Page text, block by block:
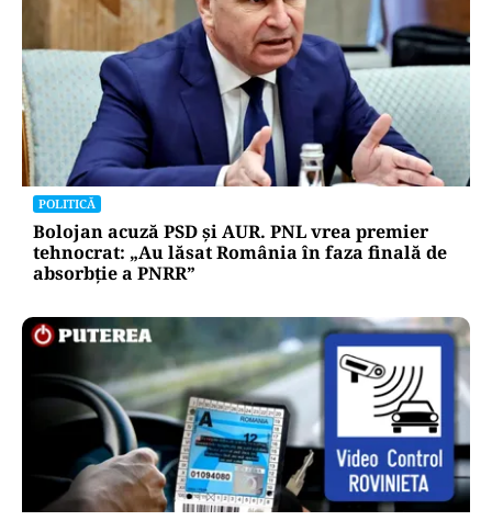
POLITICĂ
Bolojan acuză PSD și AUR. PNL vrea premier
tehnocrat: „Au lăsat România în faza finală de
absorbţie a PNRR”